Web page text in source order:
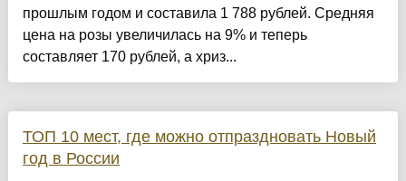
прошлым годом и составила 1 788 рублей. Средняя
цена на розы увеличилась на 9% и теперь
составляет 170 рублей, а хриз...
ТОП 10 мест, где можно отпраздновать Новый
год в России